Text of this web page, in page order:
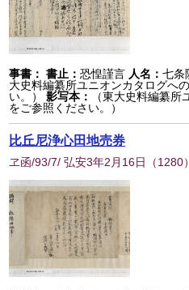
事書： 書止：恐惶謹言 人名：七条
大史料編纂所ユニオンカタログへ
い。）
影写本：
（東大史料編纂
をご参照ください。）
比丘尼浄心田地売券
ヱ函/93/7/ 弘安3年2月16日 （1280